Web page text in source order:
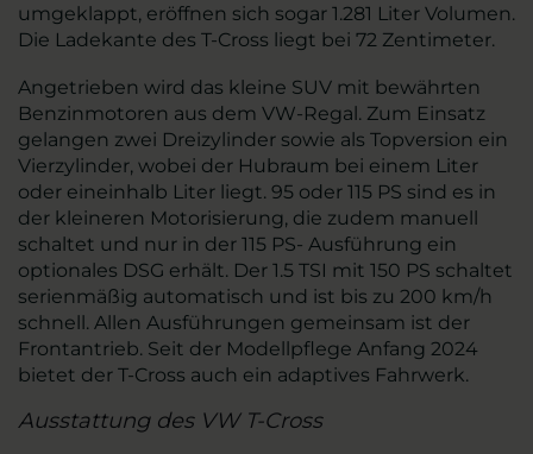
umgeklappt, eröffnen sich sogar 1.281 Liter Volumen.
Die Ladekante des T-Cross liegt bei 72 Zentimeter.
Angetrieben wird das kleine SUV mit bewährten
Benzinmotoren aus dem VW-Regal. Zum Einsatz
gelangen zwei Dreizylinder sowie als Topversion ein
Vierzylinder, wobei der Hubraum bei einem Liter
oder eineinhalb Liter liegt. 95 oder 115 PS sind es in
der kleineren Motorisierung, die zudem manuell
schaltet und nur in der 115 PS- Ausführung ein
optionales DSG erhält. Der 1.5 TSI mit 150 PS schaltet
serienmäßig automatisch und ist bis zu 200 km/h
schnell. Allen Ausführungen gemeinsam ist der
Frontantrieb. Seit der Modellpflege Anfang 2024
bietet der T-Cross auch ein adaptives Fahrwerk.
Ausstattung des VW T-Cross